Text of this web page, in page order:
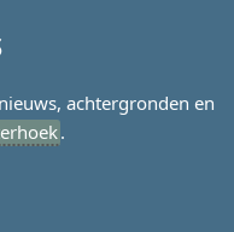
achtergronden en
.